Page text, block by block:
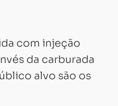
com injeção
da carburada
alvo são os